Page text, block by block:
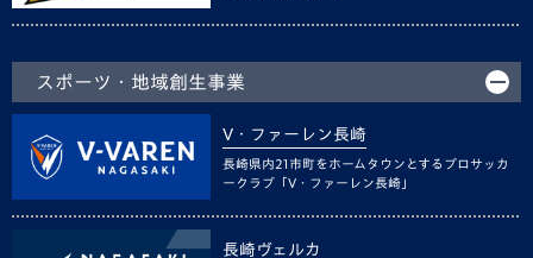
スポーツ・地域創生事業
V・ファーレン長崎
長崎県内21市町をホームタウンとするプロサッカ
ークラブ「V・ファーレン長崎」
長崎ヴェルカ